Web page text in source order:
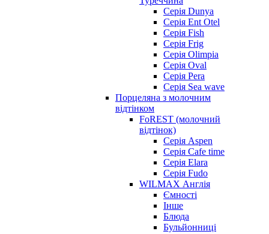
Серія Dunya
Серія Ent Otel
Серія Fish
Серія Frig
Серія Olimpia
Серія Oval
Серія Pera
Серія Sea wave
Порцеляна з молочним
відтінком
FoREST (молочний
відтінок)
Серія Aspen
Серія Cafe time
Серія Elara
Серія Fudo
WILMAX Англія
Ємності
Інше
Блюда
Бульйонниці